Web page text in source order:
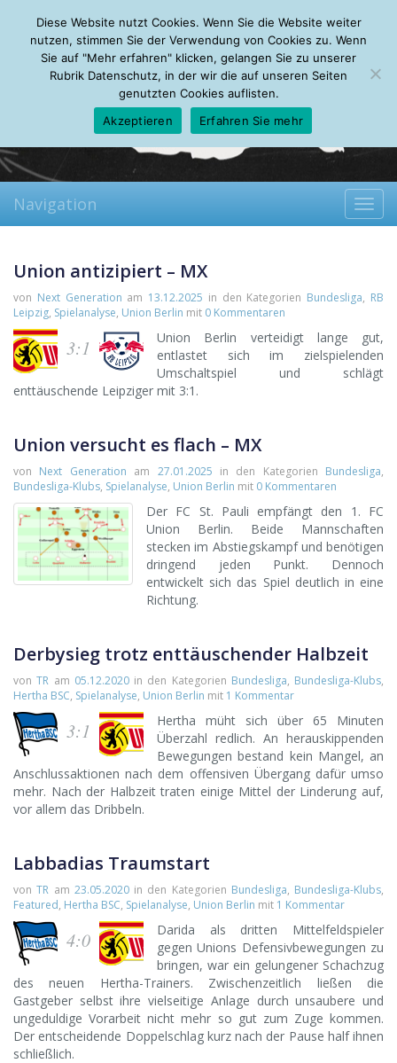
Sunday, 09.08.2026
Mein Account
About Autoren Leseempfehlungen FAQ
Navigation
Union antizipiert – MX
von Next Generation am 13.12.2025 in den Kategorien Bundesliga, RB
Leipzig, Spielanalyse, Union Berlin mit 0 Kommentaren
3:1
Union Berlin verteidigt lange gut,
entlastet sich im zielspielenden
Umschaltspiel und schlägt
enttäuschende Leipziger mit 3:1.
Union versucht es flach – MX
von Next Generation am 27.01.2025 in den Kategorien Bundesliga,
Bundesliga-Klubs, Spielanalyse, Union Berlin mit 0 Kommentaren
Der FC St. Pauli empfängt den 1. FC
Union Berlin. Beide Mannschaften
stecken im Abstiegskampf und benötigen
dringend jeden Punkt. Dennoch
entwickelt sich das Spiel deutlich in eine
Richtung.
Derbysieg trotz enttäuschender Halbzeit
vonTR am 05.12.2020in den Kategorien Bundesliga, Bundesliga-Klubs,
Hertha BSC, Spielanalyse, Union Berlin mit 1 Kommentar
3:1
Hertha müht sich über 65 Minuten
Überzahl redlich. An herauskippenden
Bewegungen bestand kein Mangel, an
Anschlussaktionen nach dem offensiven Übergang dafür umso
mehr. Nach der Halbzeit traten einige Mittel der Linderung auf,
vor allem das Dribbeln.
Labbadias Traumstart
vonTR am 23.05.2020in den Kategorien Bundesliga, Bundesliga-Klubs,
Featured, Hertha BSC, Spielanalyse, Union Berlin mit 1 Kommentar
4:0
Darida als dritten Mittelfeldspieler
gegen Unions Defensivbewegungen zu
bringen, war ein gelungener Schachzug
des neuen Hertha-Trainers. Zwischenzeitlich ließen die
Gastgeber selbst ihre vielseitige Anlage durch unsaubere und
ungeduldige Vorarbeit nicht mehr so gut zum Zuge kommen.
Der entscheidende Doppelschlag kurz nach der Pause half ihnen
schließlich.
Diese Website nutzt Cookies. Wenn Sie die Website weiter
nutzen, stimmen Sie der Verwendung von Cookies zu. Wenn
Sie auf "Mehr erfahren" klicken, gelangen Sie zu unserer
Rubrik Datenschutz, in der wir die auf unseren Seiten
genutzten Cookies auflisten.
Akzeptieren
Erfahren Sie mehr